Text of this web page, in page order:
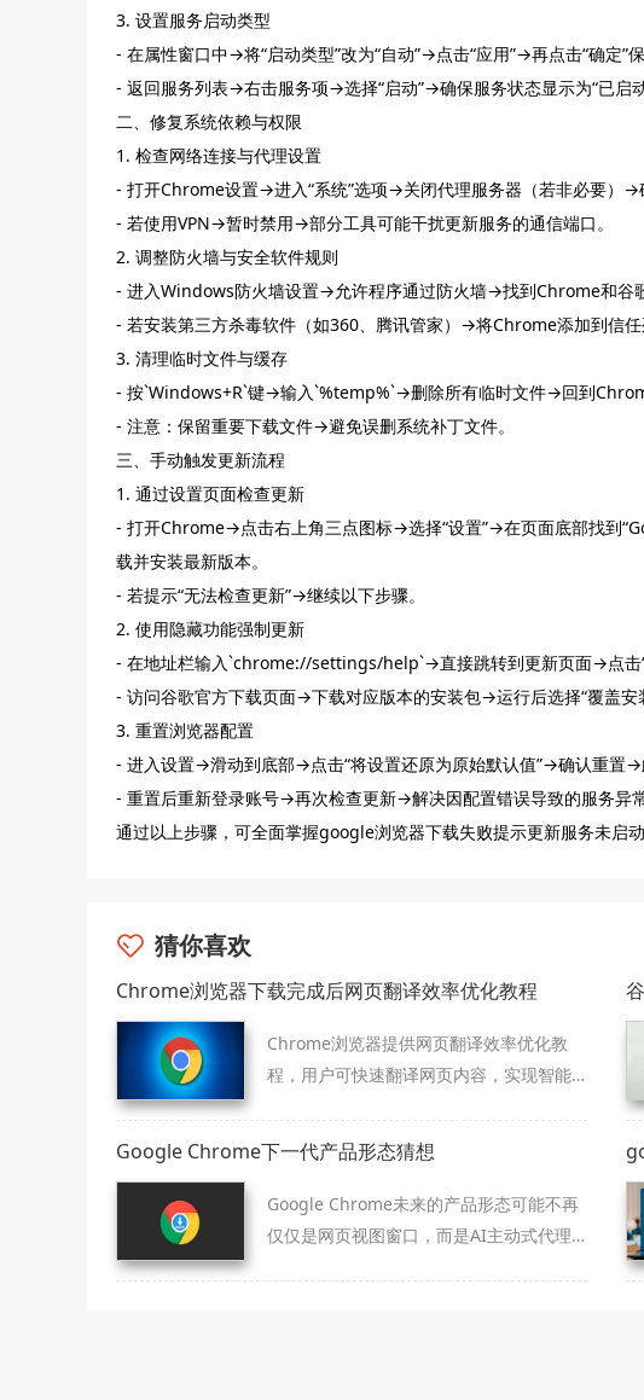
3. 设置服务启动类型
- 在属性窗口中→将“启动类型”改为“自动”→点击“应用”→再点击“确定”
- 返回服务列表→右击服务项→选择“启动”→确保服务状态显示为“已启动
二、修复系统依赖与权限
1. 检查网络连接与代理设置
- 打开Chrome设置→进入“系统”选项→关闭代理服务器（若非必要）→
- 若使用VPN→暂时禁用→部分工具可能干扰更新服务的通信端口。
2. 调整防火墙与安全软件规则
- 进入Windows防火墙设置→允许程序通过防火墙→找到Chrome和谷
- 若安装第三方杀毒软件（如360、腾讯管家）→将Chrome添加到信任
3. 清理临时文件与缓存
- 按`Windows+R`键→输入`%temp%`→删除所有临时文件→回到
- 注意：保留重要下载文件→避免误删系统补丁文件。
三、手动触发更新流程
1. 通过设置页面检查更新
- 打开Chrome→点击右上角三点图标→选择“设置”→在页面底部找到
载并安装最新版本。
- 若提示“无法检查更新”→继续以下步骤。
2. 使用隐藏功能强制更新
- 在地址栏输入`chrome://settings/help`→直接跳转到更新页面→点击
- 访问谷歌官方下载页面→下载对应版本的安装包→运行后选择“覆盖安
3. 重置浏览器配置
- 进入设置→滑动到底部→点击“将设置还原为原始默认值”→确认重置→
- 重置后重新登录账号→再次检查更新→解决因配置错误导致的服务异常
通过以上步骤，可全面掌握google浏览器下载失败提示更新服务未启
猜你喜欢
Chrome浏览器下载完成后网页翻译效率优化教程
Chrome浏览器提供网页翻译效率优化教
程，用户可快速翻译网页内容，实现智能
Google Chrome下一代产品形态猜想
Google Chrome未来的产品形态可能不再
仅仅是网页视图窗口，而是AI主动式代理